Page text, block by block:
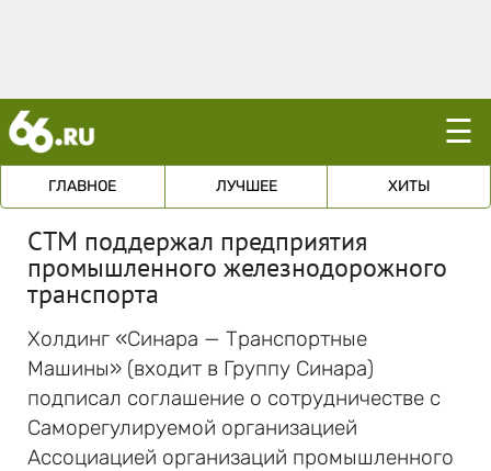
☰
ГЛАВНОЕ ЛУЧШЕЕ ХИТЫ
СТМ поддержал предприятия
промышленного железнодорожного
транспорта
Холдинг «Синара — Транспортные
Машины» (входит в Группу Синара)
подписал соглашение о сотрудничестве с
Саморегулируемой организацией
Ассоциацией организаций промышленного